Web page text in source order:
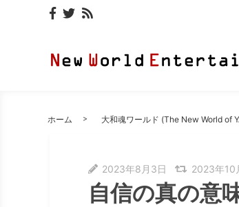
ホーム 大和魂ワールド (The New World of
2023年8月3日 2023年10
自信の真の意